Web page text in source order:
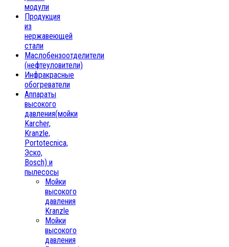
модули
Продукция
из
нержавеющей
стали
Маслобензоотделители
(нефтеуловители)
Инфракрасные
обогреватели
Аппараты
высокого
давления(мойки
Karcher,
Kranzle,
Portotecnica,
Эско,
Bosch) и
пылесосы
Мойки
высокого
давления
Kranzle
Мойки
высокого
давления